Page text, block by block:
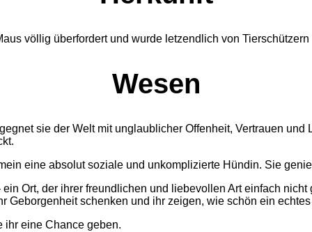
völlig überfordert und wurde letzendlich von
Wesen
sie der Welt mit unglaublicher Offenheit, Vertrauen
eine absolut soziale und unkomplizierte Hündin. Sie
Ort, der ihrer freundlichen und liebevollen Art einfach
Geborgenheit schenken und ihr zeigen, wie schön ein
ihr eine Chance geben.